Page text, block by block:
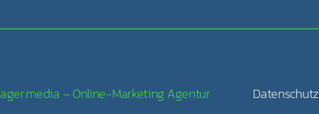
– Online-Marketing Agentur Datenschutz